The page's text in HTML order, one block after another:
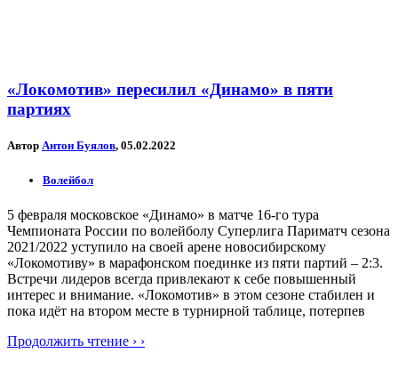
«Локомотив» пересилил «Динамо» в пяти
партиях
Автор Антон Буялов, 05.02.2022
Волейбол
5 февраля московское «Динамо» в матче 16-го тура
Чемпионата России по волейболу Суперлига Париматч сезона
2021/2022 уступило на своей арене новосибирскому
«Локомотиву» в марафонском поединке из пяти партий – 2:3.
Встречи лидеров всегда привлекают к себе повышенный
интерес и внимание. «Локомотив» в этом сезоне стабилен и
пока идёт на втором месте в турнирной таблице, потерпев
Продолжить чтение › ›